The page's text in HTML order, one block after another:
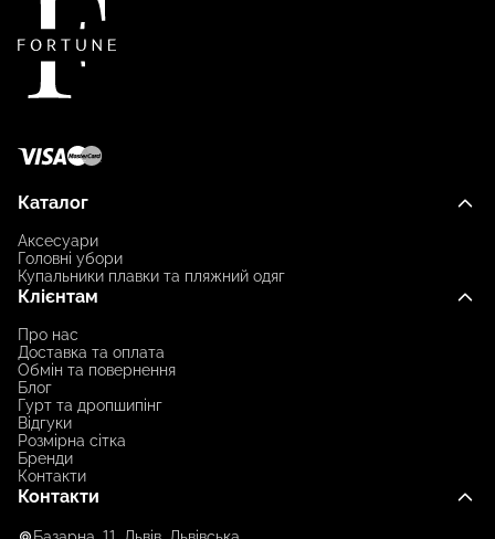
Каталог
Аксесуари
Головні убори
Купальники плавки та пляжний одяг
Клієнтам
Про нас
Доставка та оплата
Обмін та повернення
Блог
Гурт та дропшипінг
Відгуки
Розмірна сітка
Бренди
Контакти
Контакти